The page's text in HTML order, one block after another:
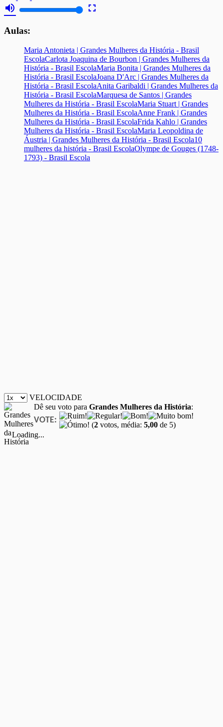
volume_up
fullscreen
Aulas:
Maria Antonieta | Grandes Mulheres da História - Brasil
EscolaCarlota Joaquina de Bourbon | Grandes Mulheres da
História - Brasil EscolaMaria Bonita | Grandes Mulheres da
História - Brasil EscolaJoana D'Arc | Grandes Mulheres da
História - Brasil EscolaAnita Garibaldi | Grandes Mulheres da
História - Brasil EscolaMarquesa de Santos | Grandes
Mulheres da História - Brasil EscolaMaria Stuart | Grandes
Mulheres da História - Brasil EscolaAnne Frank | Grandes
Mulheres da História - Brasil EscolaFrida Kahlo | Grandes
Mulheres da História - Brasil EscolaMaria Leopoldina de
Áustria | Grandes Mulheres da História - Brasil Escola10
mulheres da história - Brasil EscolaOlympe de Gouges (1748-
1793) - Brasil Escola
VELOCIDADE
Dê seu voto para Grandes Mulheres da História:
VOTE: (2 votos, média: 5,00 de 5)
Loading...